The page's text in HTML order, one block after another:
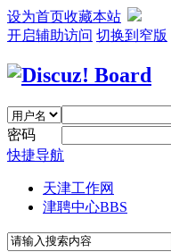
设为首页收藏本站
开启辅助访问 切换到窄版
密码
快捷导航
天津工作网
津聘中心BBS